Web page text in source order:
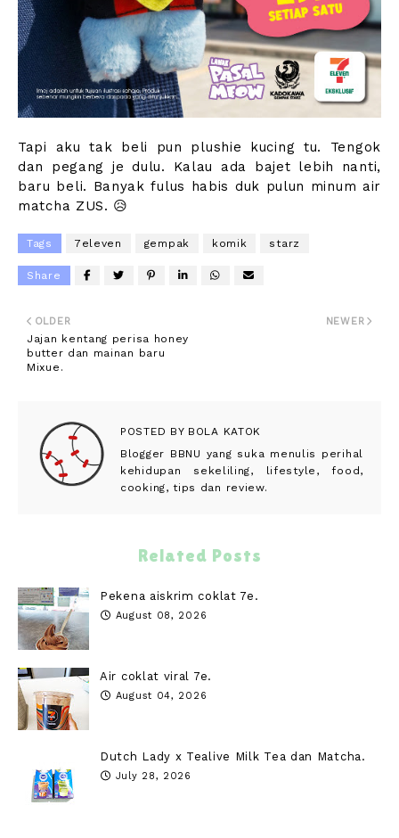
Tapi aku tak beli pun plushie kucing tu. Tengok
dan pegang je dulu. Kalau ada bajet lebih nanti,
baru beli. Banyak fulus habis duk pulun minum air
matcha ZUS. 😥
Tags 7eleven gempak komik starz
Share
NEWER
OLDER
Jajan kentang perisa honey
butter dan mainan baru
Mixue.
POSTED BYBOLA KATOK
Blogger BBNU yang suka menulis perihal
kehidupan sekeliling, lifestyle, food,
cooking, tips dan review.
Related Posts
Pekena aiskrim coklat 7e.
August 08, 2026
Air coklat viral 7e.
August 04, 2026
Dutch Lady x Tealive Milk Tea dan Matcha.
July 28, 2026